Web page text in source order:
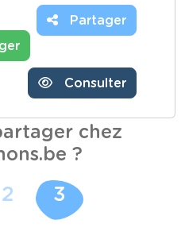
Partager
Consulter
chez
?
2 3